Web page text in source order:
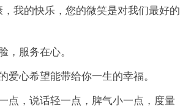
，我的快乐，您的微笑是对我们最好的
，服务在心。
爱心希望能带给你一生的幸福。
点，说话轻一点，脾气小一点，度量